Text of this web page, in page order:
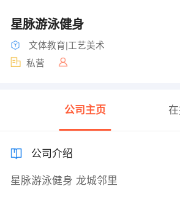
星脉游泳健身
文体教育|工艺美术
私营
公司主页
公司介绍
星脉游泳健身 龙城邻里